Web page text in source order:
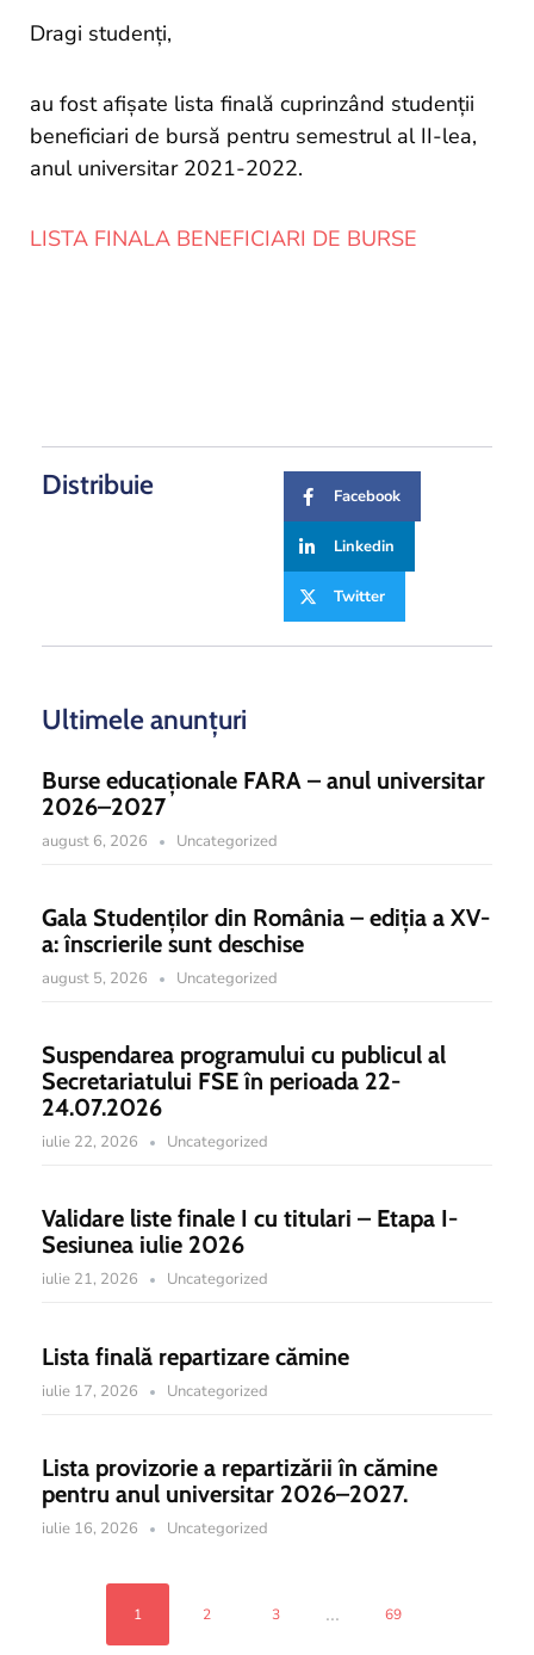
Dragi studenți,
au fost afișate lista finală cuprinzând studenții
beneficiari de bursă pentru semestrul al II-lea,
anul universitar 2021-2022.
LISTA FINALA BENEFICIARI DE BURSE
Distribuie Facebook
Linkedin
Twitter
Ultimele anunțuri
Burse educaționale FARA – anul universitar
2026–2027
august 6, 2026 Uncategorized
Gala Studenților din România – ediția a XV-
a: înscrierile sunt deschise
august 5, 2026 Uncategorized
Suspendarea programului cu publicul al
Secretariatului FSE în perioada 22-
24.07.2026
iulie 22, 2026 Uncategorized
Validare liste finale I cu titulari – Etapa I-
Sesiunea iulie 2026
iulie 21, 2026 Uncategorized
Lista finală repartizare cămine
iulie 17, 2026 Uncategorized
Lista provizorie a repartizării în cămine
pentru anul universitar 2026–2027.
iulie 16, 2026 Uncategorized
1 2 3 ... 69